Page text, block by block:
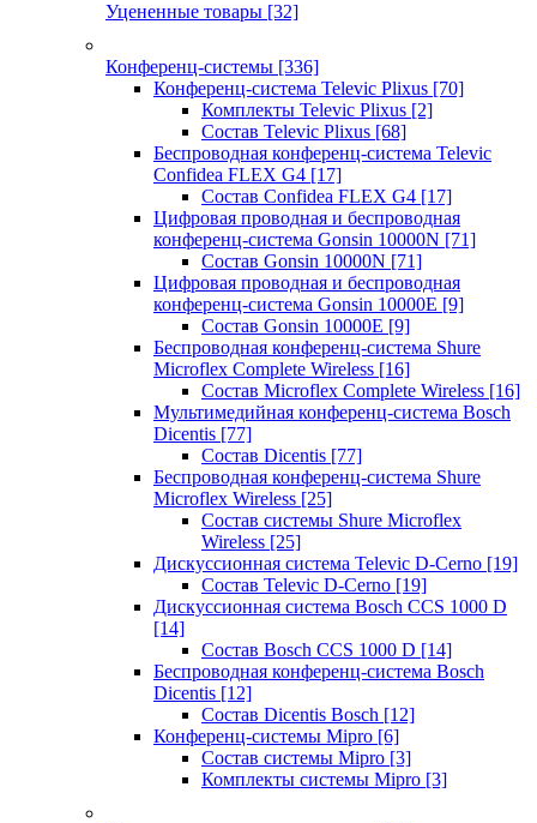
Уцененные товары [32]
Конференц-системы [336]
Конференц-система Televic Plixus [70]
Комплекты Televic Plixus [2]
Состав Televic Plixus [68]
Беспроводная конференц-система Televic
Confidea FLEX G4 [17]
Состав Confidea FLEX G4 [17]
Цифровая проводная и беспроводная
конференц-система Gonsin 10000N [71]
Состав Gonsin 10000N [71]
Цифровая проводная и беспроводная
конференц-система Gonsin 10000E [9]
Состав Gonsin 10000E [9]
Беспроводная конференц-система Shure
Microflex Complete Wireless [16]
Состав Microflex Complete Wireless [16]
Мультимедийная конференц-система Bosch
Dicentis [77]
Состав Dicentis [77]
Беспроводная конференц-система Shure
Microflex Wireless [25]
Состав системы Shure Microflex
Wireless [25]
Дискуссионная система Televic D-Cerno [19]
Состав Televic D-Cerno [19]
Дискуссионная система Bosch CCS 1000 D
[14]
Состав Bosch CCS 1000 D [14]
Беспроводная конференц-система Bosch
Dicentis [12]
Состав Dicentis Bosch [12]
Конференц-системы Mipro [6]
Состав системы Mipro [3]
Комплекты системы Mipro [3]